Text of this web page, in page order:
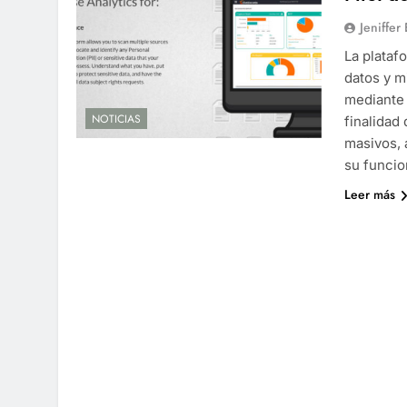
NOTICIAS
Jeniffer
La
datos y
finalidad
masivos,
su
Leer más